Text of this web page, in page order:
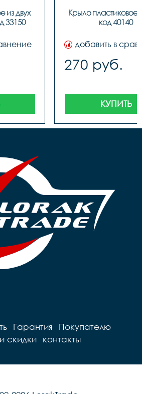
из двух
33150
Крыло пластиковое
код 40140
добавить в
270 руб.
КУПИТЬ
Гарантия
Покупателю
скидки контакты